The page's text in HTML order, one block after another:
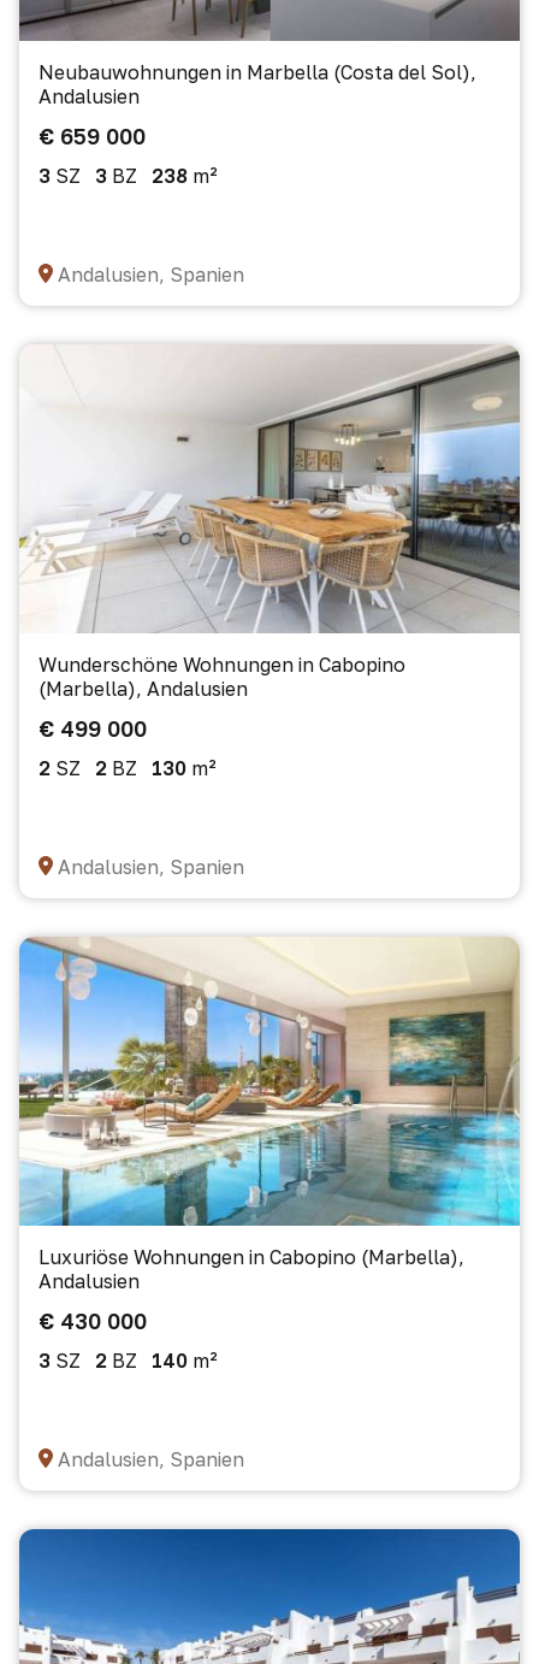
Neubauwohnungen in Marbella (Costa del Sol),
Andalusien
€ 659 000
3 SZ 3 BZ 238 m²
Andalusien, Spanien
Wunderschöne Wohnungen in Cabopino
(Marbella), Andalusien
€ 499 000
2 SZ 2 BZ 130 m²
Andalusien, Spanien
Luxuriöse Wohnungen in Cabopino (Marbella),
Andalusien
€ 430 000
3 SZ 2 BZ 140 m²
Andalusien, Spanien